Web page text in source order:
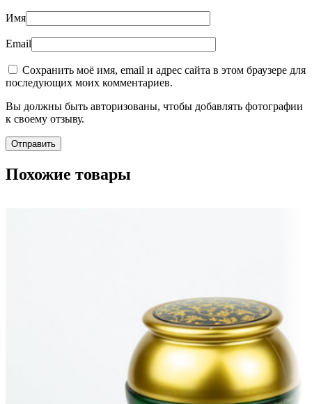
Имя
Email
Сохранить моё имя, email и адрес сайта в этом браузере для
последующих моих комментариев.
Вы должны быть авторизованы, чтобы добавлять фотографии
к своему отзыву.
Похожие товары